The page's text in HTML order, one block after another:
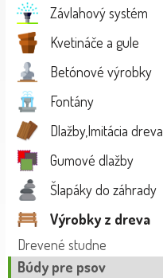
Závlahový systém
Kvetináče a gule
Betónové výrobky
Fontány
Dlažby,Imitácia dreva
Gumové dlažby
Šlapáky do záhrady
Výrobky z dreva
Drevené studne
Búdy pre psov